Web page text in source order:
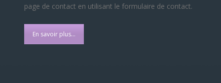
page de contact en utilisant le formulaire de contact.
En savoir plus...